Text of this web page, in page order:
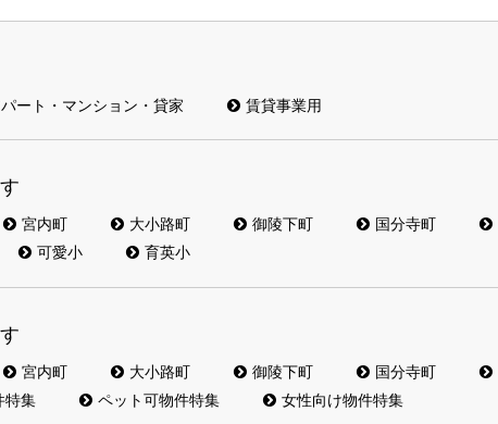
ート・マンション・貸家 賃貸事業用
宮内町 大小路町 御陵下町 国分寺町
可愛小 育英小
宮内町 大小路町 御陵下町 国分寺町
特集 ペット可物件特集 女性向け物件特集